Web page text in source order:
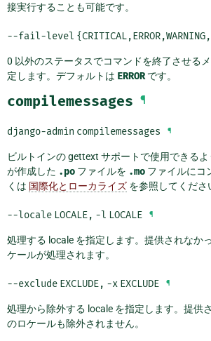
接実行することも可能です。
--fail-level
0 以外のステータスでコマンドを終了させる
定します。デフォルトは ERROR です。
compilemessages ¶
django-admin compilemessages ¶
ビルトインの gettext サポートで使用できるよ
が作成した .po ファイルを .mo ファイルにコ
くは 国際化とローカライズ を参照してくださ
--locale LOCALE, -l LOCALE ¶
処理する locale を指定します。提供されなか
ケールが処理されます。
--exclude EXCLUDE, -x EXCLUDE ¶
処理から除外する locale を指定します。提供
のロケールも除外されません。